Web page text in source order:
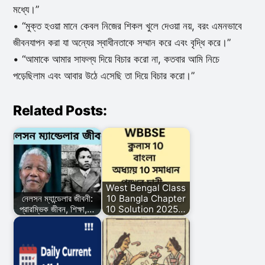
মধ্যে।”
• “মুক্ত হওয়া মানে কেবল নিজের শিকল খুলে দেওয়া নয়, বরং এমনভাবে
জীবনযাপন করা যা অন্যের স্বাধীনতাকে সম্মান করে এবং বৃদ্ধি করে।”
• “আমাকে আমার সাফল্য দিয়ে বিচার করো না, কতবার আমি নিচে
পড়েছিলাম এবং আবার উঠে এসেছি তা দিয়ে বিচার করো।”
Related Posts:
নেলসন ম্যান্ডেলার জীবনী:
প্রারম্ভিক জীবন, শিক্ষা,…
West Bengal Class
10 Bangla Chapter
10 Solution 2025…